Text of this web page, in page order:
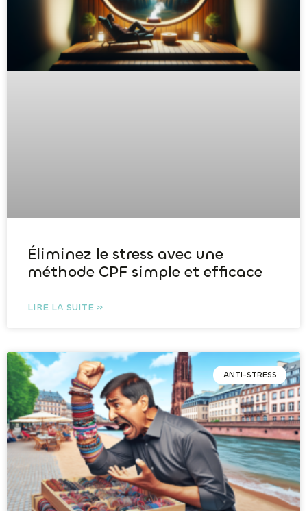
Éliminez le stress avec une
méthode CPF simple et efficace
LIRE LA SUITE »
ANTI-STRESS